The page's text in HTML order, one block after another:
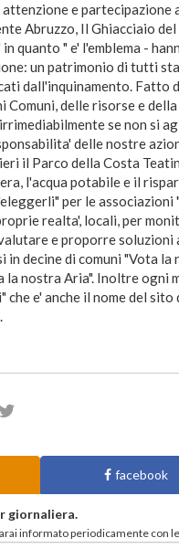
e partecipazione
Abruzzo, Il Ghiacciaio
quanto " e' l'emblema -
un patrimonio di tutti
dall'inquinamento. Fatto
Comuni, delle risorse e
se non si
delle nostre
il Parco della Costa
l'acqua potabile e il
per le
realta', locali, per
e proporre soluzioni
decine di comuni "Vota la
la nostra Aria". Inoltre
che e' anche il nome del
facebook
giornaliera.
informato periodicamente con